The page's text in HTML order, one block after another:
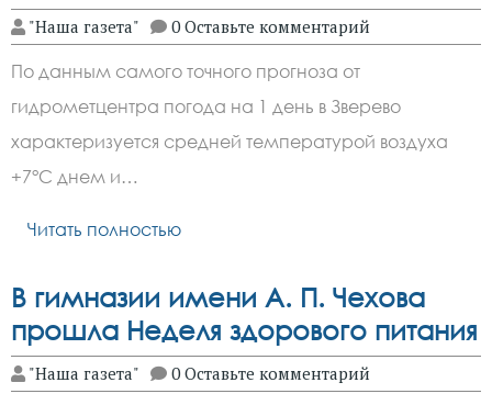
"Наша газета" 0 Оставьте комментарий
По данным самого точного прогноза от
гидрометцентра погода на 1 день в Зверево
характеризуется средней температурой воздуха
+7°C днем и…
Читать полностью
В гимназии имени А. П. Чехова
прошла Неделя здорового питания
"Наша газета" 0 Оставьте комментарий